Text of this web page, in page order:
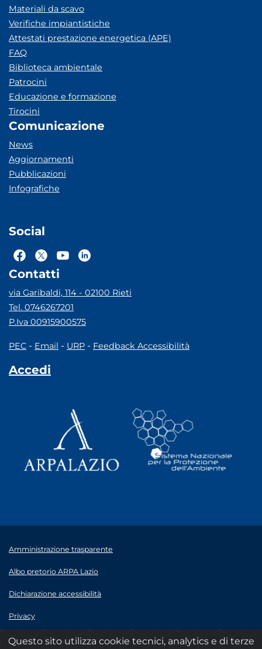
Materiali da scavo
Verifiche impiantistiche
Attestati prestazione energetica (APE)
FAQ
Biblioteca ambientale
Patrocini
Educazione e formazione
Tirocini
Comunicazione
News
Aggiornamenti
Pubblicazioni
Infografiche
Social
Contatti
via Garibaldi, 114 - 02100 Rieti
Tel. 0746267201
P.Iva 00915900575
PEC - Email - URP - Feedback Accessibilità
Accedi
Amministrazione trasparente
Albo pretorio ARPA Lazio
Dichiarazione accessibilità
Privacy
Note legali
Questo sito utilizza cookie tecnici, analytics e di terze